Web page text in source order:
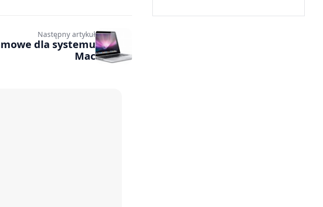
Następny artykuł
dla systemu
Mac